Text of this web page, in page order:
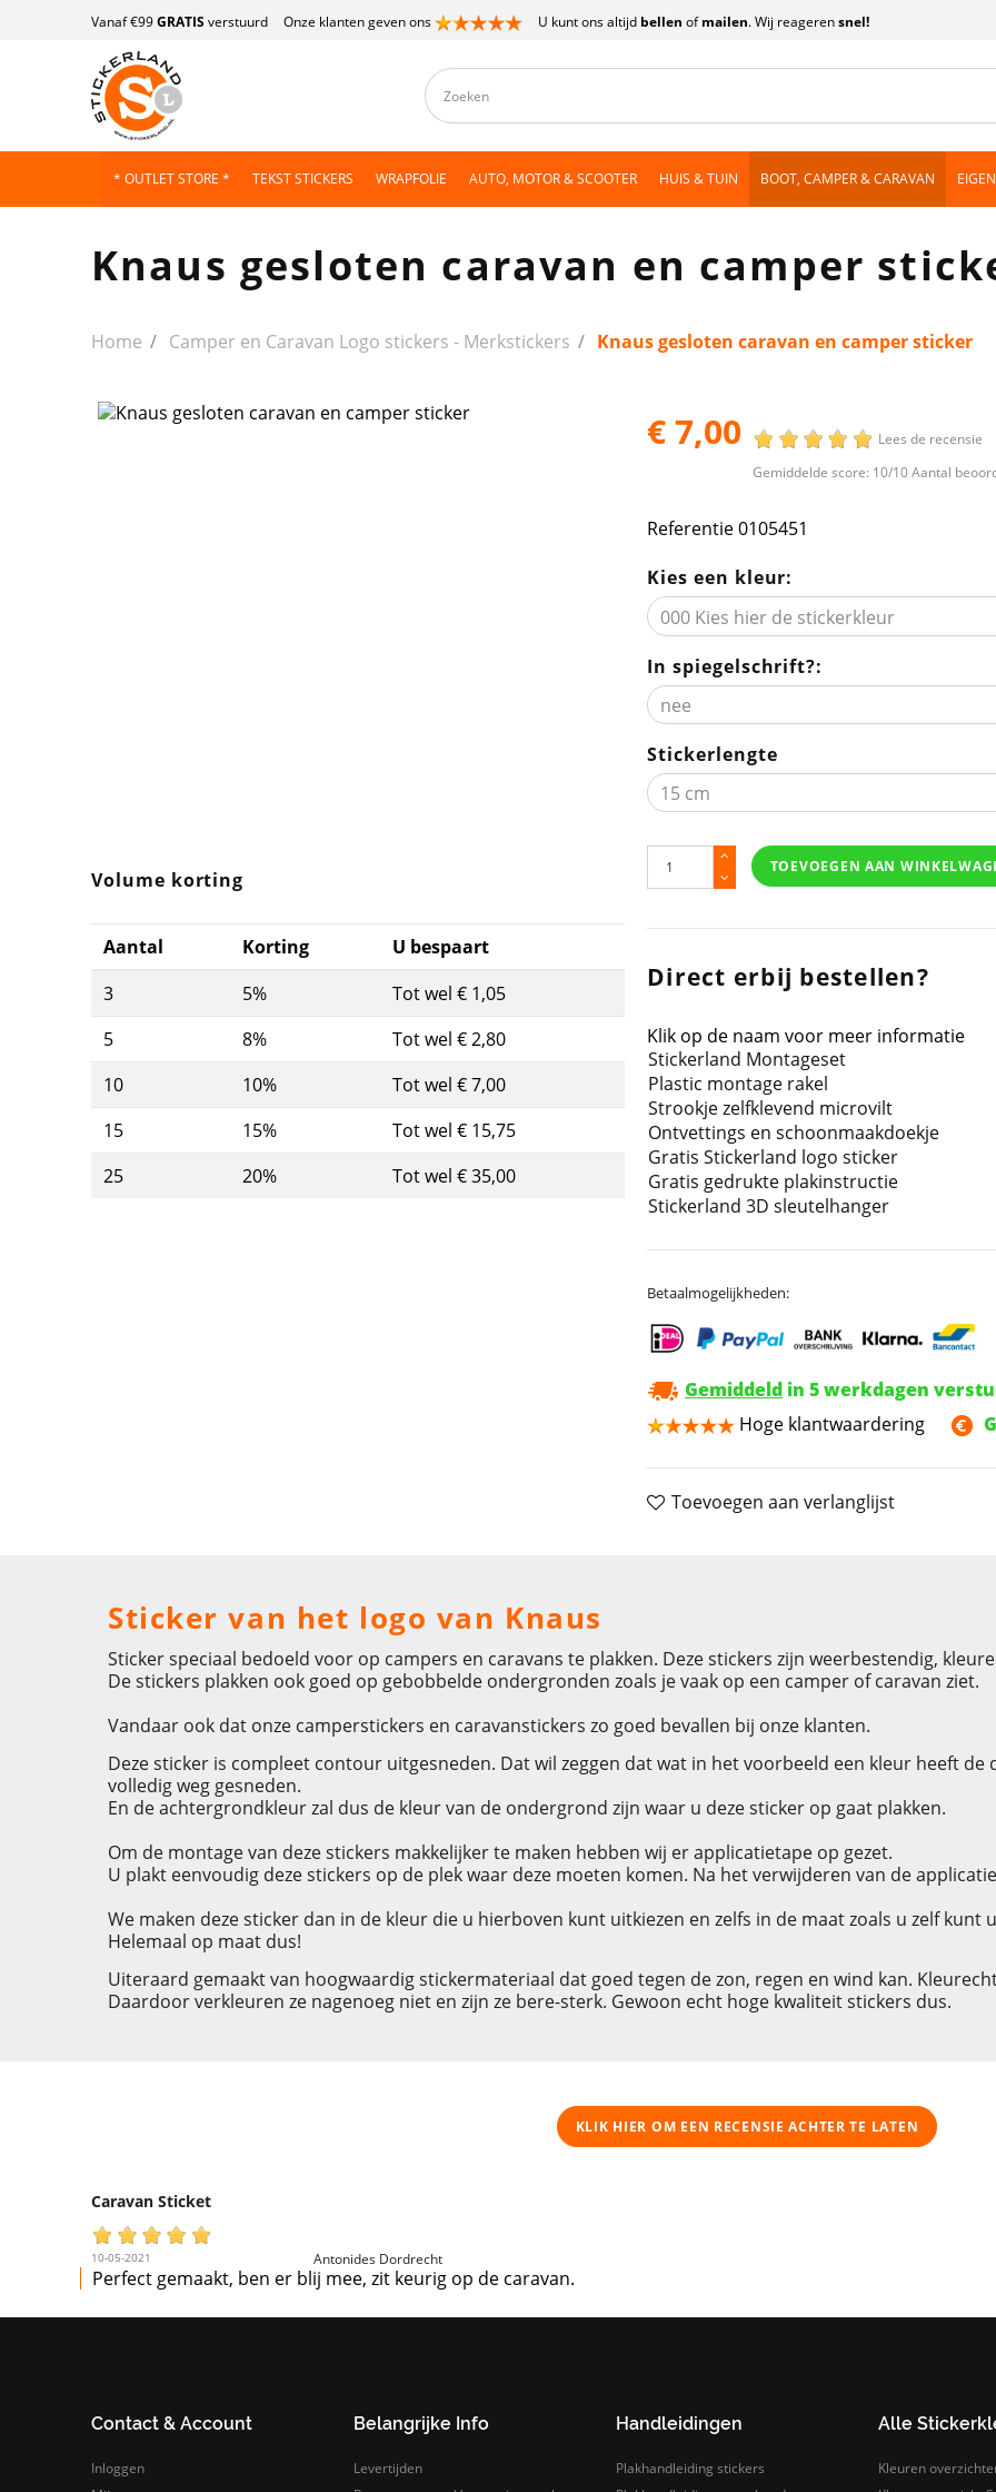
Vanaf €99GRATIS verstuurd Onze klanten geven ons U kunt ons altijd bellen ofmailen. Wij reagerensnel!
* OUTLET STORE * TEKST STICKERS WRAPFOLIE AUTO, MOTOR & SCOOTER HUIS & TUIN BOOT, CAMPER & CARAVAN
Knaus gesloten caravan en camper
Home Camper en Caravan Logo stickers - Merkstickers Knaus gesloten caravan en camper sticker
Volume korting
Aantal Korting
U bespaart
3
5%
Tot wel € 1,05
5
8%
Tot wel € 2,80
10
10%
Tot wel € 7,00
15
15%
Tot wel € 15,75
25
20% Tot wel € 35,00
€ 7,00
Lees de recensie
Gemiddelde score: 10/10 Aantal
Referentie0105451
Kies een kleur:
In spiegelschrift?:
Stickerlengte
TOEVOEGEN AAN
Direct erbij bestellen?
Klik op de naam voor meer informatie
Stickerland Montageset
Plastic montage rakel
Strookje zelfklevend microvilt
Ontvettings en schoonmaakdoekje
Gratis Stickerland logo sticker
Gratis gedrukte plakinstructie
Stickerland 3D sleutelhanger
Betaalmogelijkheden:
Gemiddeld in 5 werkdagen
Hoge klantwaardering
Toevoegen aan verlanglijst
Sticker van het logo van Knaus
Sticker speciaal bedoeld voor op campers en caravans te plakken. Deze stickers zijn weerbestendig,
De stickers plakken ook goed op gebobbelde ondergronden zoals je vaak op een camper of caravan ziet.
Vandaar ook dat onze camperstickers en caravanstickers zo goed bevallen bij onze klanten.
Deze sticker is compleet contour uitgesneden. Dat wil zeggen dat wat in het voorbeeld een kleur heeft de
volledig weg gesneden.
En de achtergrondkleur zal dus de kleur van de ondergrond zijn waar u deze sticker op gaat plakken.
Om de montage van deze stickers makkelijker te maken hebben wij er applicatietape op gezet.
U plakt eenvoudig deze stickers op de plek waar deze moeten komen. Na het verwijderen van de
We maken deze sticker dan in de kleur die u hierboven kunt uitkiezen en zelfs in de maat zoals u zelf kunt
Helemaal op maat dus!
Uiteraard gemaakt van hoogwaardig stickermateriaal dat goed tegen de zon, regen en wind kan.
Daardoor verkleuren ze nagenoeg niet en zijn ze bere-sterk. Gewoon echt hoge kwaliteit stickers dus.
KLIK HIER OM EEN ​​RECENSIE ACHTER TE LATEN
Caravan Sticket
10-05-2021 Antonides Dordrecht
Perfect gemaakt, ben er blij mee, zit keurig op de caravan.
Contact & Account
Inloggen
Belangrijke Info
Levertijden
Handleidingen
Plakhandleiding stickers
Alle
Kleuren